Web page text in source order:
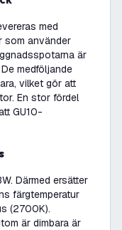
med
som använder
är
medföljande
vilket gör att
En stor fördel
GU10-
Därmed ersätter
färgtemperatur
(2700K).
är dimbara är